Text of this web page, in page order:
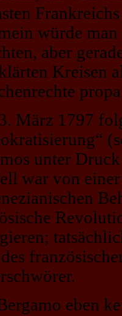
würde man
aber
Kreisen
März 1797
unter
war von
eben